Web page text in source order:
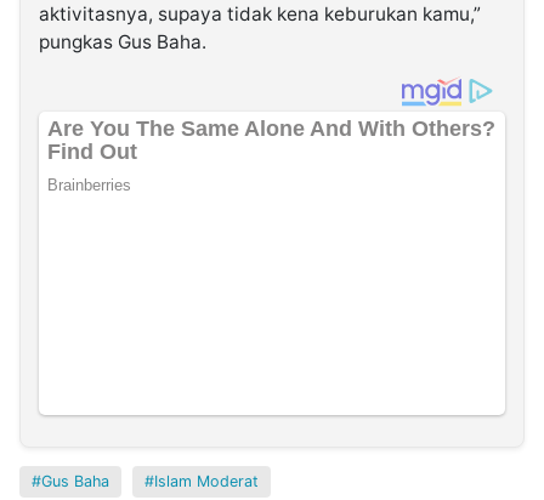
aktivitasnya, supaya tidak kena keburukan kamu,”
pungkas Gus Baha.
Gus Baha Islam Moderat